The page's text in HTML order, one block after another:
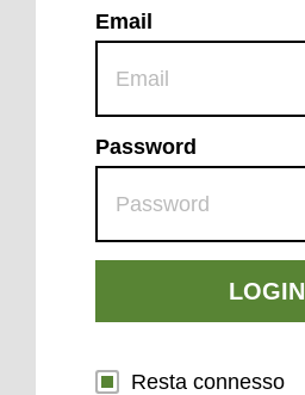
Email
Password
LOGIN
Resta connesso